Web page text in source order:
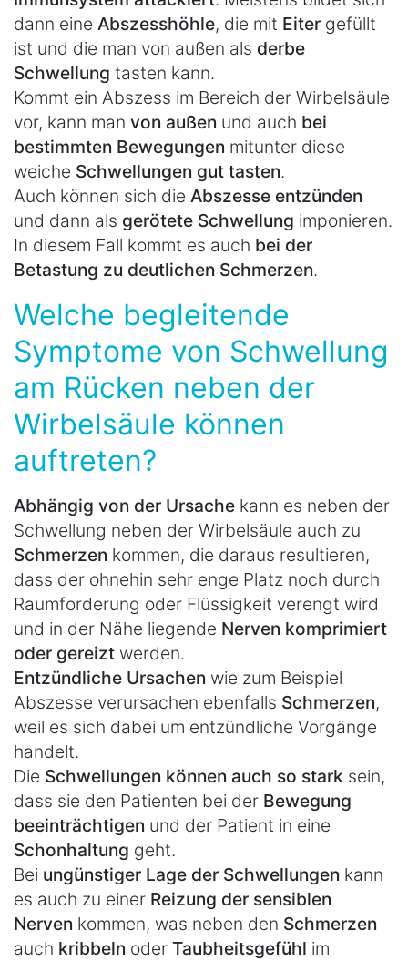
dann eine Abszesshöhle, die mit Eiter gefüllt
ist und die man von außen als derbe
Schwellung tasten kann.
Kommt ein Abszess im Bereich der Wirbelsäule
vor, kann man von außen und auch bei
bestimmten Bewegungen mitunter diese
weiche Schwellungen gut tasten.
Auch können sich die Abszesse entzünden
und dann als gerötete Schwellung imponieren.
In diesem Fall kommt es auch bei der
Betastung zu deutlichen Schmerzen.
Welche begleitende
Symptome von Schwellung
am Rücken neben der
Wirbelsäule können
auftreten?
Abhängig von der Ursache kann es neben der
Schwellung neben der Wirbelsäule auch zu
Schmerzen kommen, die daraus resultieren,
dass der ohnehin sehr enge Platz noch durch
Raumforderung oder Flüssigkeit verengt wird
und in der Nähe liegende Nerven komprimiert
oder gereizt werden.
Entzündliche Ursachen wie zum Beispiel
Abszesse verursachen ebenfalls Schmerzen,
weil es sich dabei um entzündliche Vorgänge
handelt.
Die Schwellungen können auch so stark sein,
dass sie den Patienten bei der Bewegung
beeinträchtigen und der Patient in eine
Schonhaltung geht.
Bei ungünstiger Lage der Schwellungen kann
es auch zu einer Reizung der sensiblen
Nerven kommen, was neben den Schmerzen
auch kribbeln oder Taubheitsgefühl im